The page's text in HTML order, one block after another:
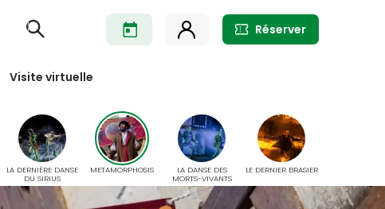
Visite virtuelle
Réserver
LA DERNIÈRE DANSE
DU SIRIUS
METAMORPHOSIS
LA DANSE DES
MORTS-VIVANTS
LE DERNIER BRASIER